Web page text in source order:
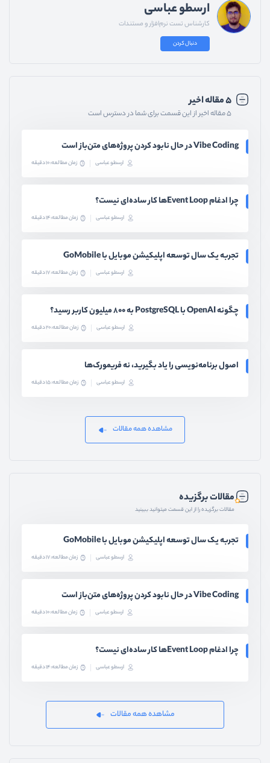
ارسطو عباسی
کارشناس تست نرم‌افزار و مستندات
دنبال کردن
۵ مقاله اخیر
۵ مقاله اخیر از این قسمت برای شما در دسترس است
Vibe Coding در حال نابود کردن پروژه‌های متن‌باز است
ارسطو عباسی زمان مطالعه: 10 دقیقه
چرا ادغام Event Loopها کار ساده‌ای نیست؟
ارسطو عباسی زمان مطالعه: 14 دقیقه
تجربه یک سال توسعه اپلیکیشن موبایل با GoMobile
ارسطو عباسی زمان مطالعه: 17 دقیقه
چگونه OpenAI با PostgreSQL به ۸۰۰ میلیون کاربر رسید؟
ارسطو عباسی زمان مطالعه: 20 دقیقه
اصول برنامه‌نویسی را یاد بگیرید، نه فریمورک‌ها
ارسطو عباسی زمان مطالعه: 15 دقیقه
مشاهده همه مقالات
مقالات برگزیده
مقالات برگزیده را از این قسمت میتوانید ببینید
تجربه یک سال توسعه اپلیکیشن موبایل با GoMobile
ارسطو عباسی زمان مطالعه: 17 دقیقه
Vibe Coding در حال نابود کردن پروژه‌های متن‌باز است
ارسطو عباسی زمان مطالعه: 10 دقیقه
چرا ادغام Event Loopها کار ساده‌ای نیست؟
ارسطو عباسی زمان مطالعه: 14 دقیقه
مشاهده همه مقالات